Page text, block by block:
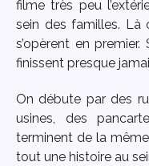
filme très peu
sein des familles. Là
s’opèrent en
finissent presque
On débute par des
usines, des
terminent de la
tout une histoire au